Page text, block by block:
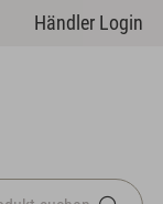
Händler Login